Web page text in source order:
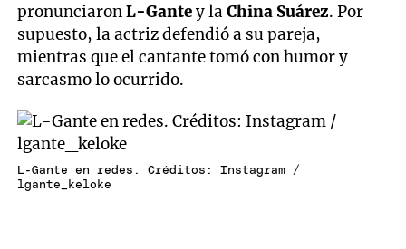
pronunciaronL-Gantey la China Suárez. Por
supuesto, la actriz defendió a su pareja,
mientras que el cantante tomó con humor y
sarcasmo lo ocurrido.
L-Gante en redes. Créditos: Instagram /
lgante_keloke